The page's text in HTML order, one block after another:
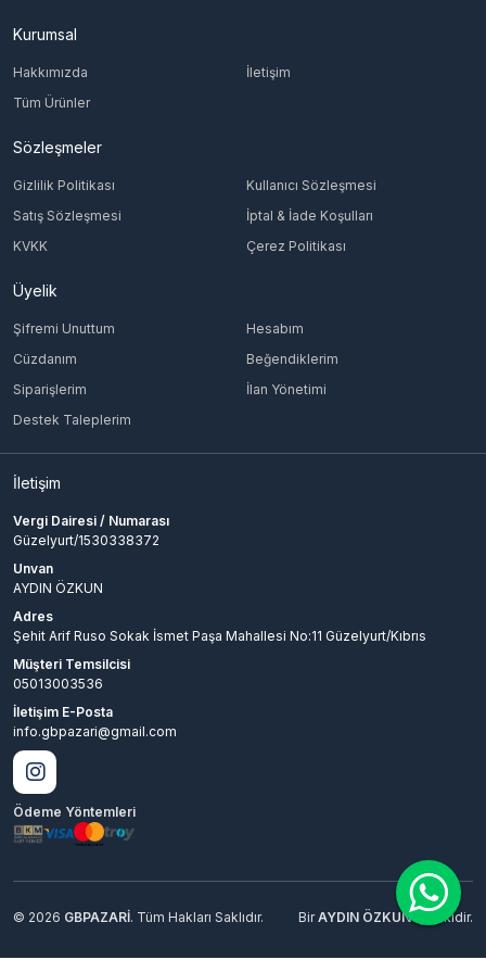
Kurumsal
Hakkımızda
İletişim
Tüm Ürünler
Sözleşmeler
Gizlilik Politikası
Kullanıcı Sözleşmesi
Satış Sözleşmesi
İptal & İade Koşulları
KVKK
Çerez Politikası
Üyelik
Şifremi Unuttum
Hesabım
Cüzdanım
Beğendiklerim
Siparişlerim
İlan Yönetimi
Destek Taleplerim
İletişim
Vergi Dairesi / Numarası
Güzelyurt/1530338372
Unvan
AYDIN ÖZKUN
Adres
Şehit Arif Ruso Sokak İsmet Paşa Mahallesi No:11 Güzelyurt/Kıbrıs
Müşteri Temsilcisi
05013003536
İletişim E-Posta
info.gbpazari@gmail.com
Ödeme Yöntemleri
© 2026 GBPAZARİ. Tüm Hakları Saklıdır. BirAYDIN ÖZKUNİştirakidir.